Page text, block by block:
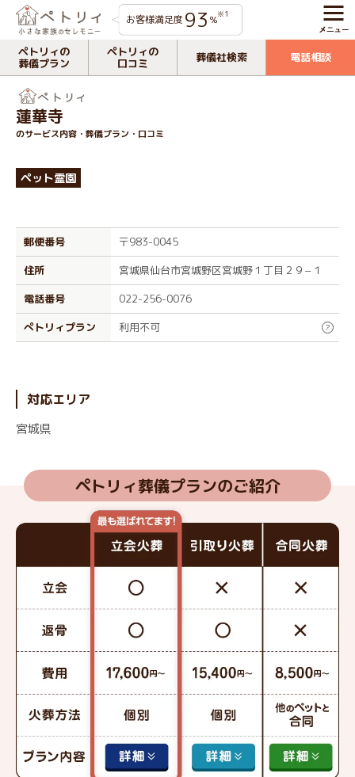
お客様満足度 93 %※1
ペトリィの
葬儀プラン
ペトリィの
口コミ
葬儀社検索 電話相談
蓮華寺
のサービス内容・葬儀プラン・口コミ
ペット霊園
郵便番号
〒983-0045
住所
宮城県仙台市宮城野区宮城野１丁目２９−１
電話番号
022-256-0076
ぺトリィプラン
利用不可 ?
対応エリア
宮城県
ペトリィ葬儀プランのご紹介